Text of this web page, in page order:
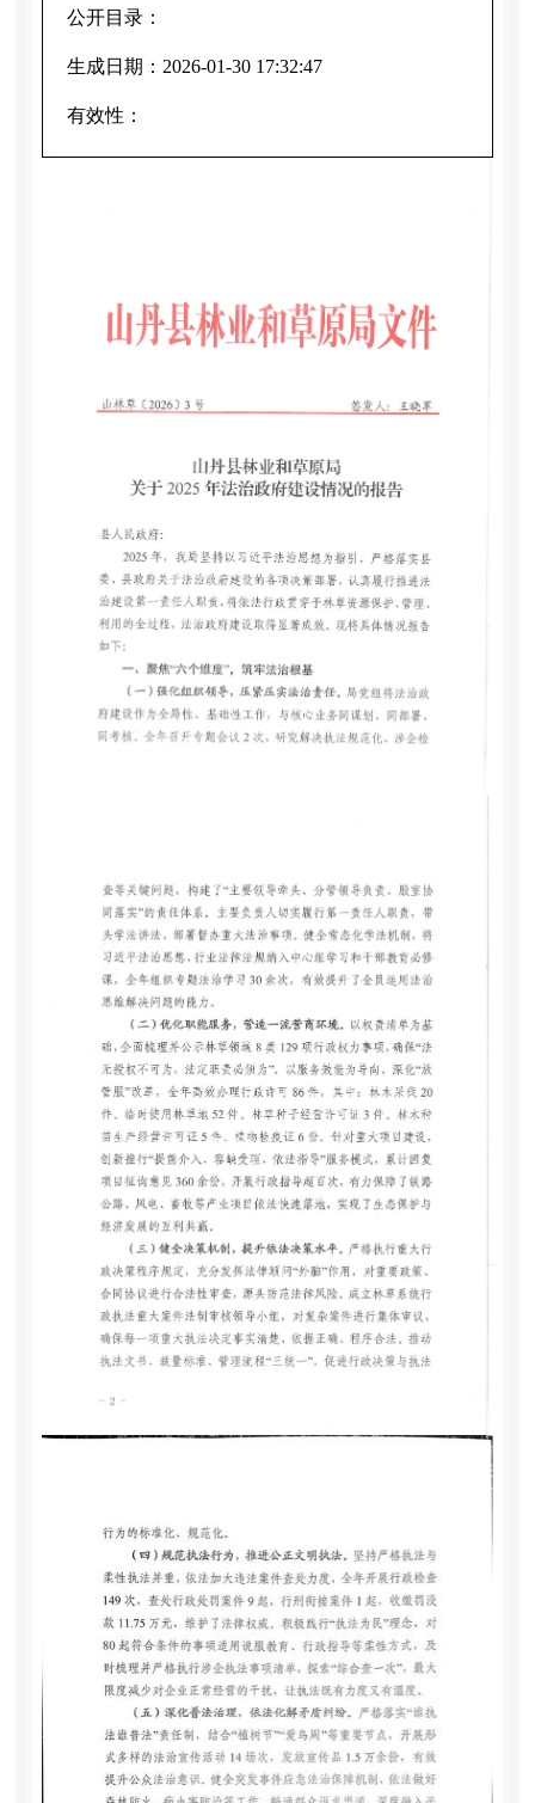
公开目录：
生成日期： 2026-01-30 17:32:47
有效性：